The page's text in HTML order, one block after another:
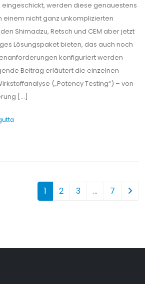
eingeschickt, werden diese genauestens
einem nicht ganz unkomplizierten
Shimadzu, Retsch und CEM aber jetzt
Lösungspaket bieten, das auch noch
konfiguriert werden
Beitrag erläutert die einzelnen
(„Potency Testing“) – von
[…]
1 2 3 … 7